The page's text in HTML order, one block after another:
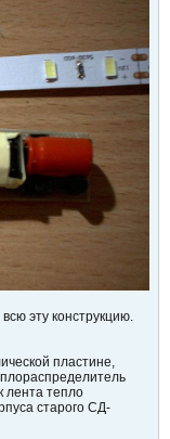
эту конструкцию.
пластине,
лента тепло
старого СД-